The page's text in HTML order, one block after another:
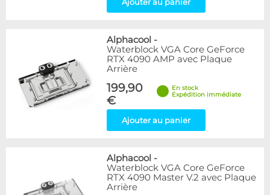
Alphacool -
Waterblock VGA Core GeForce
RTX 4090 AMP avec Plaque
Arrière
199,90
€
En stock
Expédition immédiate
Ajouter au panier
Alphacool -
Waterblock VGA Core GeForce
RTX 4090 Master V.2 avec Plaque
Arrière